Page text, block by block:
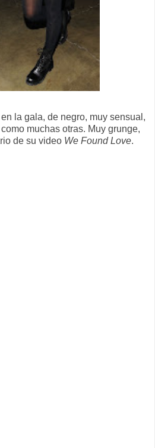
la gala, de negro, muy sensual,
muchas otras. Muy grunge,
de su video We Found Love.